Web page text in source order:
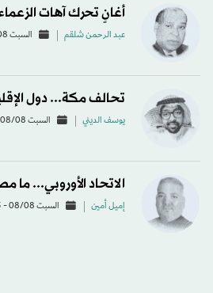
أغانٍ تحرك آهات
عبد الرحمن شلقم السبت 08/08 - 00:05
تحالف مكة... دول
يوسف الديني السبت 08/08 - 00:05
الاتحاد الأوروبي... ما
إميل أمين السبت 08/08 - 00:05